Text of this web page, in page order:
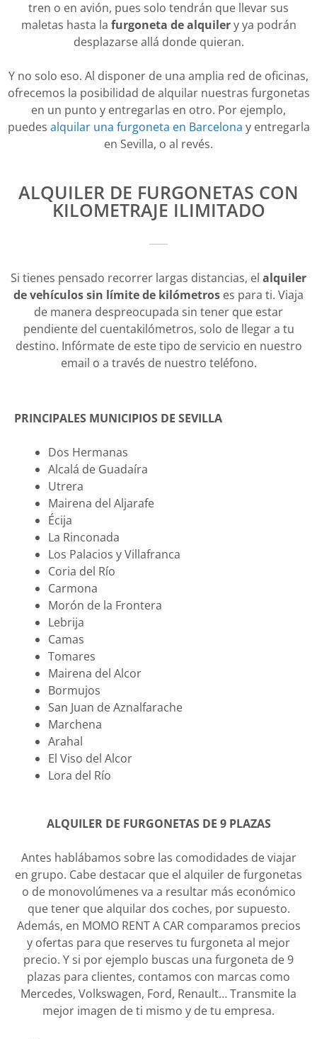
tren o en avión, pues solo tendrán que llevar sus
maletas hasta la furgoneta de alquilery ya podrán
desplazarse allá donde quieran.
Y no solo eso. Al disponer de una amplia red de oficinas,
ofrecemos la posibilidad de alquilar nuestras furgonetas
en un punto y entregarlas en otro. Por ejemplo,
puedes alquilar una furgoneta en Barcelona y entregarla
en Sevilla, o al revés.
ALQUILER DE FURGONETAS CON
KILOMETRAJE ILIMITADO
Si tienes pensado recorrer largas distancias, el alquiler
de vehículos sin límite de kilómetros es para ti. Viaja
de manera despreocupada sin tener que estar
pendiente del cuentakilómetros, solo de llegar a tu
destino. Infórmate de este tipo de servicio en nuestro
email o a través de nuestro teléfono.
PRINCIPALES MUNICIPIOS DE SEVILLA
Dos Hermanas
Alcalá de Guadaíra
Utrera
Mairena del Aljarafe
Écija
La Rinconada
Los Palacios y Villafranca
Coria del Río
Carmona
Morón de la Frontera
Lebrija
Camas
Tomares
Mairena del Alcor
Bormujos
San Juan de Aznalfarache
Marchena
Arahal
El Viso del Alcor
Lora del Río
ALQUILER DE FURGONETAS DE 9 PLAZAS
Antes hablábamos sobre las comodidades de viajar
en grupo. Cabe destacar que el alquiler de furgonetas
o de monovolúmenes va a resultar más económico
que tener que alquilar dos coches, por supuesto.
Además, en MOMO RENT A CAR comparamos precios
y ofertas para que reserves tu furgoneta al mejor
precio. Y si por ejemplo buscas una furgoneta de 9
plazas para clientes, contamos con marcas como
Mercedes, Volkswagen, Ford, Renault… Transmite la
mejor imagen de ti mismo y de tu empresa.